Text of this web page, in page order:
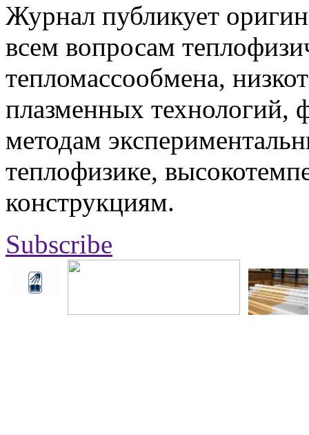
Журнал публикует
всем вопросам
тепломассообмена,
плазменных технологий,
методам
теплофизике,
конструкциям.
Subscribe